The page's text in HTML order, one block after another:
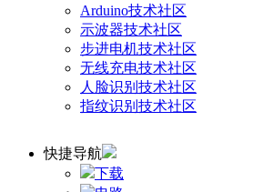
Arduino技术社区
示波器技术社区
步进电机技术社区
无线充电技术社区
人脸识别技术社区
指纹识别技术社区
快捷导航
下载